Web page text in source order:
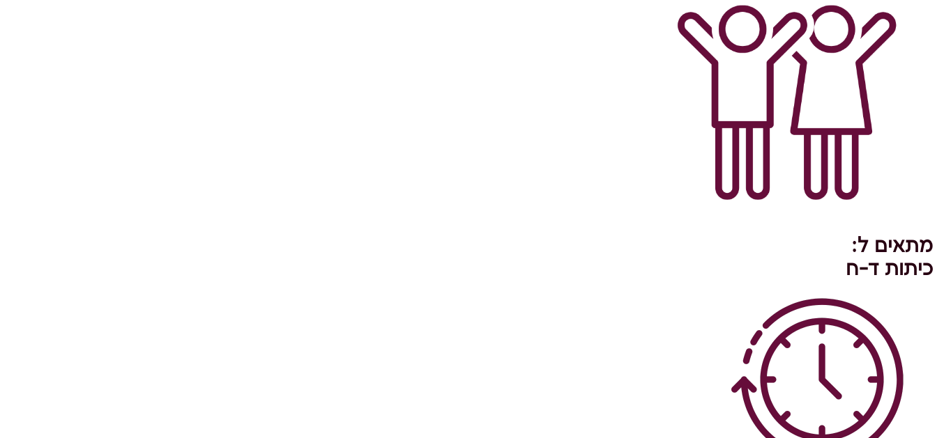
מתאים ל:
כיתות ד-ח